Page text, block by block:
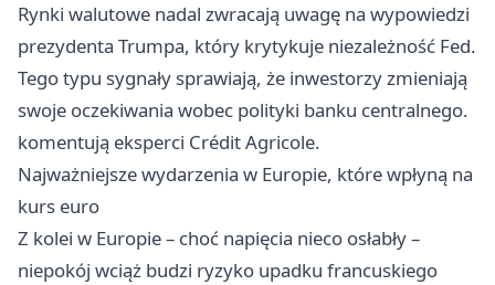
Rynki walutowe nadal zwracają uwagę na wypowiedzi
prezydenta Trumpa, który krytykuje niezależność Fed.
Tego typu sygnały sprawiają, że inwestorzy zmieniają
swoje oczekiwania wobec polityki banku centralnego.
komentują eksperci Crédit Agricole.
Najważniejsze wydarzenia w Europie, które wpłyną na
kurs euro
Z kolei w Europie – choć napięcia nieco osłabły –
niepokój wciąż budzi ryzyko upadku francuskiego